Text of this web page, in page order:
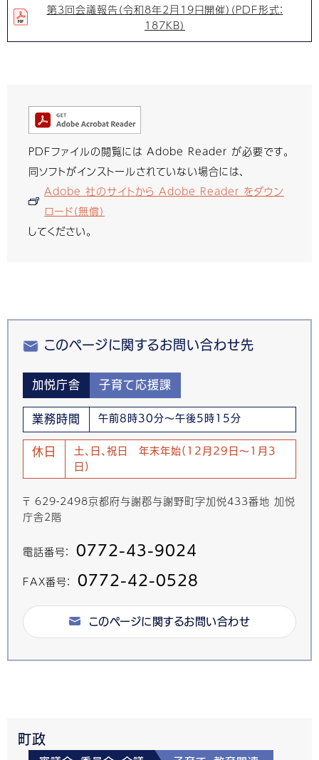
第3回会議報告（令和8年2月19日開催）（PDF形式：
187KB）
PDFファイルの閲覧には Adobe Reader が必要です。
同ソフトがインストールされていない場合には、
Adobe 社のサイトから Adobe Reader をダウン
ロード（無償）
してください。
このページに関するお問い合わせ先
加悦庁舎 子育て応援課
業務時間 午前8時30分～午後5時15分
休日
土、日、祝日 年末年始(12月29日～1月3
日)
〒 629-2498京都府与謝郡与謝野町字加悦433番地 加悦
庁舎2階
電話番号： 0772-43-9024
FAX番号： 0772-42-0528
このページに関するお問い合わせ
町政